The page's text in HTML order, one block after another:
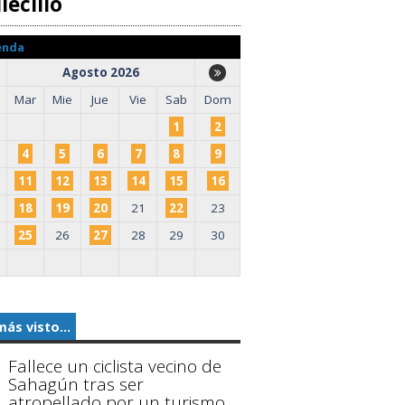
Agosto 2026
Mar
Mie Jue Vie Sab
Dom
1
2
4
5 6 7 8
9
11
12 13 14 15
16
18
19 20 21 22
23
25
26 27 28 29 30
visto...
Fallece un ciclista vecino de
Sahagún tras ser